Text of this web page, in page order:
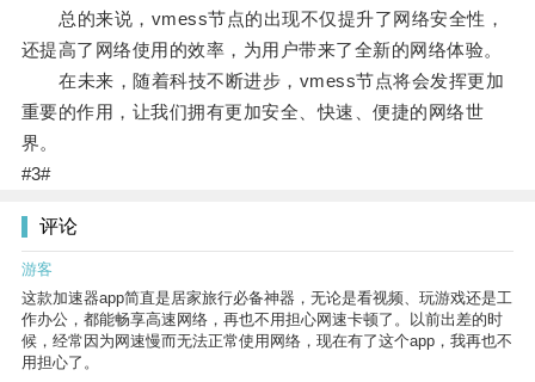
总的来说，vmess节点的出现不仅提升了网络安全性，
还提高了网络使用的效率，为用户带来了全新的网络体验。
在未来，随着科技不断进步，vmess节点将会发挥更加
重要的作用，让我们拥有更加安全、快速、便捷的网络世
界。
#3#
评论
游客
这款加速器app简直是居家旅行必备神器，无论是看视频、玩游戏还是工
作办公，都能畅享高速网络，再也不用担心网速卡顿了。以前出差的时
候，经常因为网速慢而无法正常使用网络，现在有了这个app，我再也不
用担心了。